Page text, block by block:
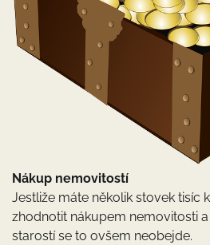
Nákup nemovitostí
Jestliže máte několik stovek tisíc
zhodnotit nákupem nemovitosti
starostí se to ovšem neobejde.